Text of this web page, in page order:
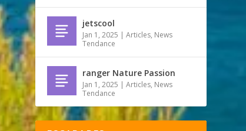
jetscool
Jan 1, 2025 |Articles, News
Tendance
ranger Nature Passion
Jan 1, 2025 |Articles, News
Tendance